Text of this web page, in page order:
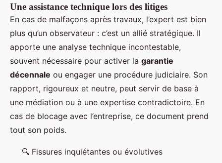
Une assistance technique lors des litiges
En cas de malfaçons après travaux, l’expert est bien
plus qu’un observateur : c’est un allié stratégique. Il
apporte une analyse technique incontestable,
souvent nécessaire pour activer la garantie
décennale ou engager une procédure judiciaire. Son
rapport, rigoureux et neutre, peut servir de base à
une médiation ou à une expertise contradictoire. En
cas de blocage avec l’entreprise, ce document prend
tout son poids.
🔍 Fissures inquiétantes ou évolutives